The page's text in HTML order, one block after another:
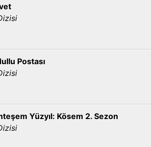
Postası
Yüzyıl: Kösem 2. Sezon